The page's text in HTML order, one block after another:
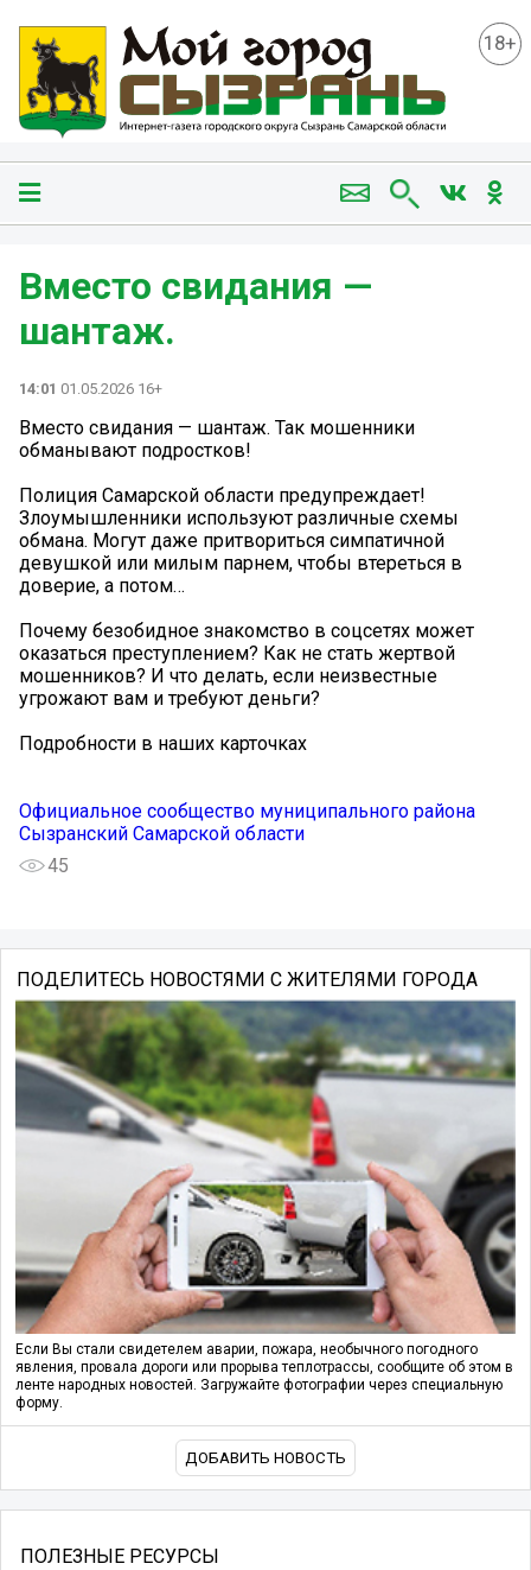
18+
Вместо свидания —
шантаж.
14:01 01.05.2026 16+
Вместо свидания — шантаж. Так мошенники
обманывают подростков!
Полиция Самарской области предупреждает!
Злоумышленники используют различные схемы
обмана. Могут даже притвориться симпатичной
девушкой или милым парнем, чтобы втереться в
доверие, а потом…
Почему безобидное знакомство в соцсетях может
оказаться преступлением? Как не стать жертвой
мошенников? И что делать, если неизвестные
угрожают вам и требуют деньги?
Подробности в наших карточках
Официальное сообщество муниципального района
Сызранский Самарской области
45
ПОДЕЛИТЕСЬ НОВОСТЯМИ С ЖИТЕЛЯМИ ГОРОДА
Если Вы стали свидетелем аварии, пожара, необычного погодного
явления, провала дороги или прорыва теплотрассы, сообщите об этом в
ленте народных новостей. Загружайте фотографии через специальную
форму.
ДОБАВИТЬ НОВОСТЬ
ПОЛЕЗНЫЕ РЕСУРСЫ